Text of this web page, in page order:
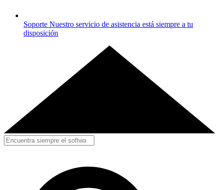
Soporte Nuestro servicio de asistencia está siempre a tu
disposición